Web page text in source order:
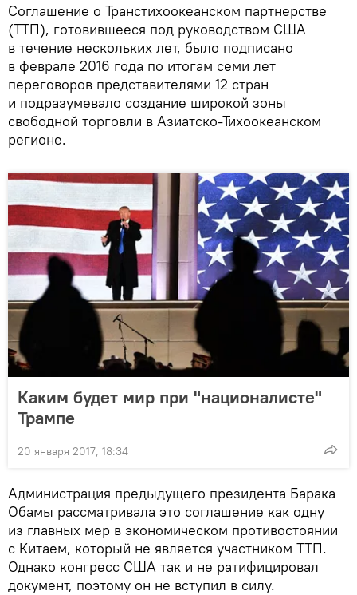
Соглашение о Транстихоокеанском партнерстве
(ТТП), готовившееся под руководством США
в течение нескольких лет, было подписано
в феврале 2016 года по итогам семи лет
переговоров представителями 12 стран
и подразумевало создание широкой зоны
свободной торговли в Азиатско-Тихоокеанском
регионе.
Каким будет мир при "националисте"
Трампе
20 января 2017, 18:34
Администрация предыдущего президента Барака
Обамы рассматривала это соглашение как одну
из главных мер в экономическом противостоянии
с Китаем, который не является участником ТТП.
Однако конгресс США так и не ратифицировал
документ, поэтому он не вступил в силу.